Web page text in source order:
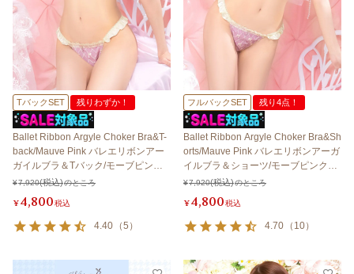
TバックSET 残りわずか！
Ballet Ribbon Argyle Choker Bra&T-
back/Mauve Pink バレエリボンアー
ガイルブラ＆Tバック/モーブピンク
【LB5500】
¥7,920 のところ
¥4,800税込
4.40 （5 ）
フルバックSET 残り4点！
Ballet Ribbon Argyle Choker Bra&Sh
orts/Mauve Pink バレエリボンアーガ
イルブラ＆ショーツ/モーブピンク
【LB5500】
¥7,920 のところ
¥4,800税込
4.70 （ 10）